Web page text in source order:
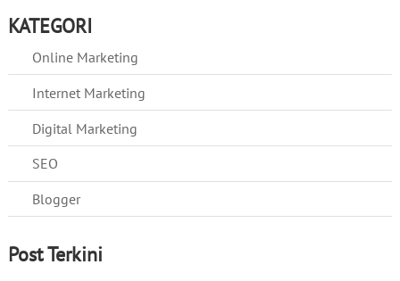
KATEGORI
Online Marketing
Internet Marketing
Digital Marketing
SEO
Blogger
Post Terkini